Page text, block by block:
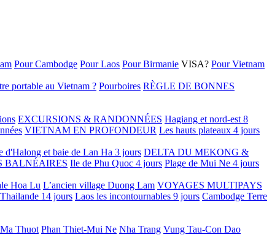
Pour Cambodge Pour Laos Pour Birmanie VISA? Pour Vietnam
portable au Vietnam ? Pourboires RÈGLE DE BONNES
EXCURSIONS & RANDONNÉES Hagiang et nord-est 8
VIETNAM EN PROFONDEUR Les hauts plateaux 4 jours
d'Halong et baie de Lan Ha 3 jours DELTA DU MEKONG &
BALNÉAIRES Ile de Phu Quoc 4 jours Plage de Mui Ne 4 jours
Hoa Lu L’ancien village Duong Lam VOYAGES MULTIPAYS
14 jours Laos les incontournables 9 jours Cambodge Terre
Thuot Phan Thiet-Mui Ne Nha Trang Vung Tau-Con Dao